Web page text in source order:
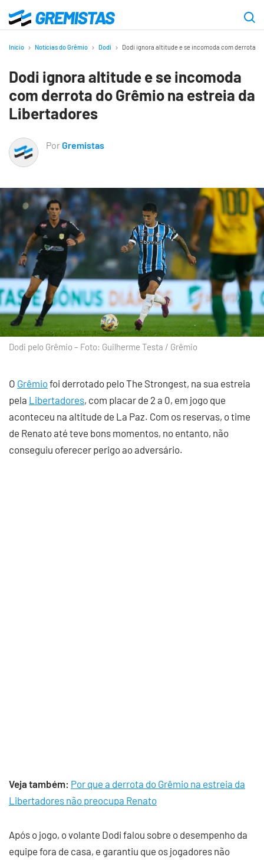
para
principal
Gremistas
Início Notícias do Grêmio Dodi Dodi ignora altitude e se incomoda com derrota
Dodi ignora altitude e se incomoda
com derrota do Grêmio na estreia da
Libertadores
PorGremistas
Dodi pelo Grêmio – Foto: Guilherme Testa / Grêmio
O Grêmiofoi derrotado pelo The Strongest, na sua estreia
pela Libertadores, com placar de 2 a 0, em jogo que
aconteceu na altitude de La Paz. Com os reservas, o time
de Renato até teve bons momentos, no entanto, não
conseguiu oferecer perigo ao adversário.
Veja também: Por que a derrota do Grêmio na estreia da
Libertadores não preocupa Renato
Após o jogo, o volante Dodi falou sobre o desempenho da
equipe fora de casa, e garantiu que os jogadores não